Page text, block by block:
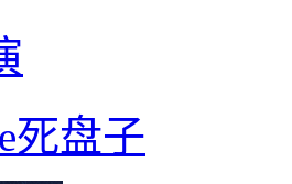
死盘子